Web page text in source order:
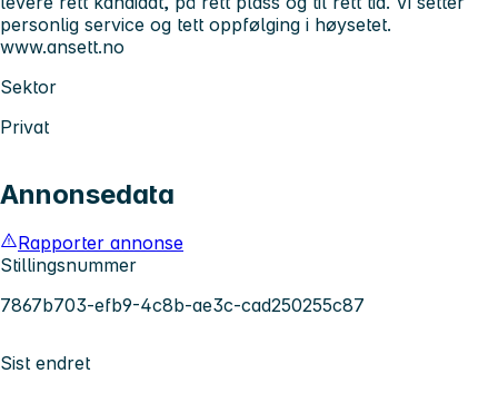
personlig service og tett oppfølging i høysetet.
www.ansett.no
Sektor
Privat
Annonsedata
Rapporter annonse
Stillingsnummer
7867b703-efb9-4c8b-ae3c-cad250255c87
Sist endret